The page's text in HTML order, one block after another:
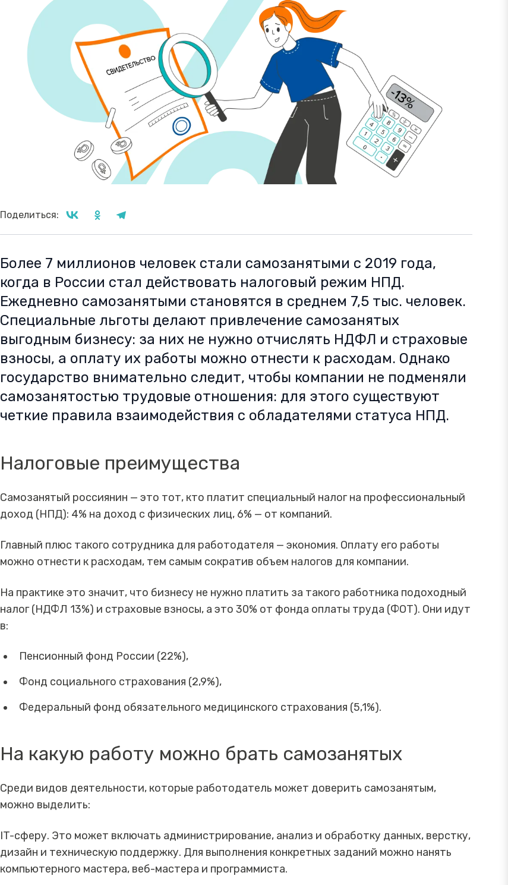
Поделиться:
Более 7 миллионов человек стали самозанятыми с 2019 года,
когда в России стал действовать налоговый режим НПД.
Ежедневно самозанятыми становятся в среднем 7,5 тыс. человек.
Специальные льготы делают привлечение самозанятых
выгодным бизнесу: за них не нужно отчислять НДФЛ и страховые
взносы, а оплату их работы можно отнести к расходам. Однако
государство внимательно следит, чтобы компании не подменяли
самозанятостью трудовые отношения: для этого существуют
четкие правила взаимодействия с обладателями статуса НПД.
Налоговые преимущества
Самозанятый россиянин — это тот, кто платит специальный налог на профессиональный
доход (НПД): 4% на доход с физических лиц, 6% — от компаний.
Главный плюс такого сотрудника для работодателя — экономия. Оплату его работы
можно отнести к расходам, тем самым сократив объем налогов для компании.
На практике это значит, что бизнесу не нужно платить за такого работника подоходный
налог (НДФЛ 13%) и страховые взносы, а это 30% от фонда оплаты труда (ФОТ). Они идут
в:
Пенсионный фонд России (22%),
Фонд социального страхования (2,9%),
Федеральный фонд обязательного медицинского страхования (5,1%).
На какую работу можно брать самозанятых
Среди видов деятельности, которые работодатель может доверить самозанятым,
можно выделить:
IT-сферу. Это может включать администрирование, анализ и обработку данных, верстку,
дизайн и техническую поддержку. Для выполнения конкретных заданий можно нанять
компьютерного мастера, веб-мастера и программиста.